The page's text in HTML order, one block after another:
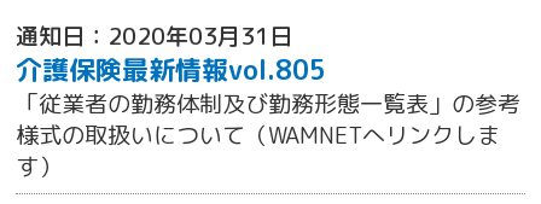
通知日：2020年03月31日
介護保険最新情報vol.805
「従業者の勤務体制及び勤務形態一覧表」の参考
様式の取扱いについて（WAMNETへリンクしま
す）